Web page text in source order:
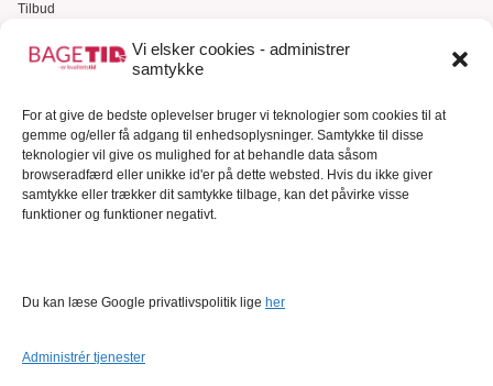
Vi elsker cookies - administrer
samtykke
For at give de bedste oplevelser bruger vi teknologier som cookies til at
gemme og/eller få adgang til enhedsoplysninger. Samtykke til disse
teknologier vil give os mulighed for at behandle data såsom
browseradfærd eller unikke id'er på dette websted. Hvis du ikke giver
samtykke eller trækker dit samtykke tilbage, kan det påvirke visse
funktioner og funktioner negativt.
Du kan læse Google privatlivspolitik lige her
Administrér tjenester
Tilbud
Gavekort
Kundeservice
Kundeservice
FAQ – Ofte stillede spørgsmål
Om Bagetid.dk
Se Fødevarestyrelsens smiley-rapporter